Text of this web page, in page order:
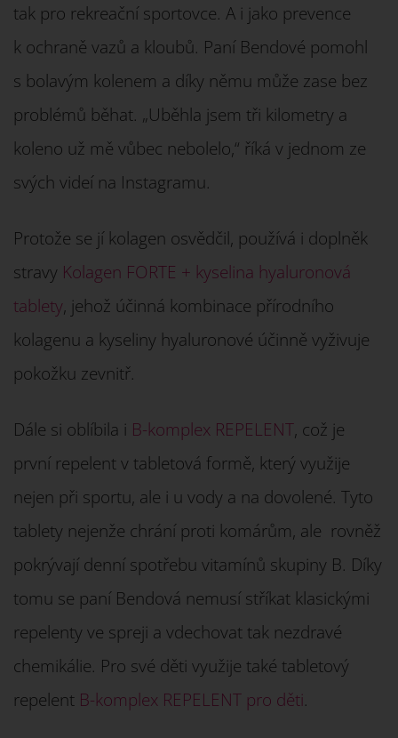
tak pro rekreační sportovce. A i jako prevence
k ochraně vazů a kloubů. Paní Bendové pomohl
s bolavým kolenem a díky němu může zase bez
problémů běhat. „Uběhla jsem tři kilometry a
koleno už mě vůbec nebolelo,“ říká v jednom ze
svých videí na Instagramu.
Protože se jí kolagen osvědčil, používá i doplněk
stravy Kolagen FORTE + kyselina hyaluronová
tablety, jehož účinná kombinace přírodního
kolagenu a kyseliny hyaluronové účinně vyživuje
pokožku zevnitř.
Dále si oblíbila i B-komplex REPELENT, což je
první repelent v tabletová formě, který využije
nejen při sportu, ale i u vody a na dovolené. Tyto
tablety nejenže chrání proti komárům, ale rovněž
pokrývají denní spotřebu vitamínů skupiny B. Díky
tomu se paní Bendová nemusí stříkat klasickými
repelenty ve spreji a vdechovat tak nezdravé
chemikálie. Pro své děti využije také tabletový
repelent B-komplex REPELENT pro děti.